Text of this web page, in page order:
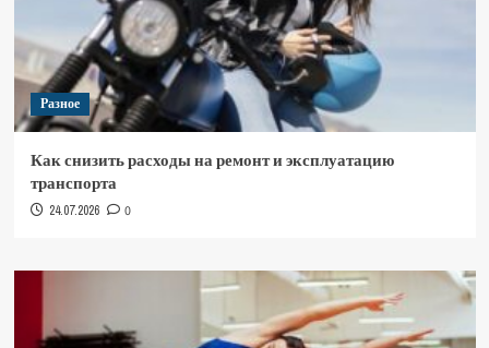
Разное
Как снизить расходы на ремонт и эксплуатацию
транспорта
24.07.2026 0